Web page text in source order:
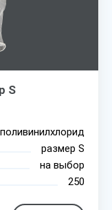
S
поливинилхлорид
размер S
на выбор
250